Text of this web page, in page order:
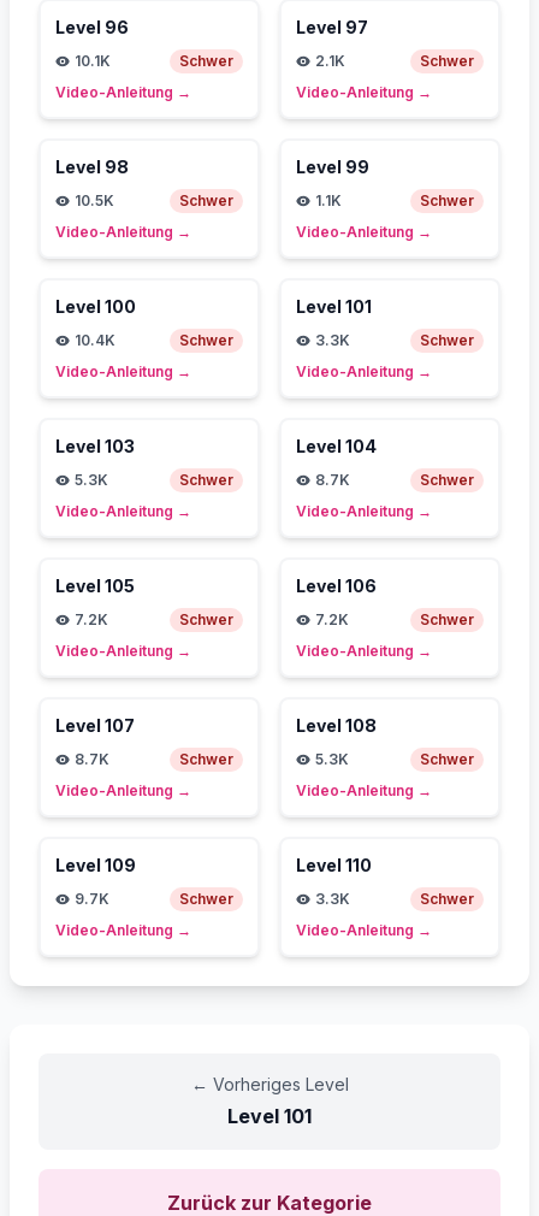
Level 96
10.1K
Schwer
Video-Anleitung →
Level 97
2.1K
Schwer
Video-Anleitung →
Level 98
10.5K
Schwer
Video-Anleitung →
Level 99
1.1K
Schwer
Video-Anleitung →
Level 100
10.4K
Schwer
Video-Anleitung →
Level 101
3.3K
Schwer
Video-Anleitung →
Level 103
5.3K
Schwer
Video-Anleitung →
Level 104
8.7K
Schwer
Video-Anleitung →
Level 105
7.2K
Schwer
Video-Anleitung →
Level 106
7.2K
Schwer
Video-Anleitung →
Level 107
8.7K
Schwer
Video-Anleitung →
Level 108
5.3K
Schwer
Video-Anleitung →
Level 109
9.7K
Schwer
Video-Anleitung →
Level 110
3.3K
Schwer
Video-Anleitung →
← Vorheriges Level
Level 101
Zurück zur Kategorie